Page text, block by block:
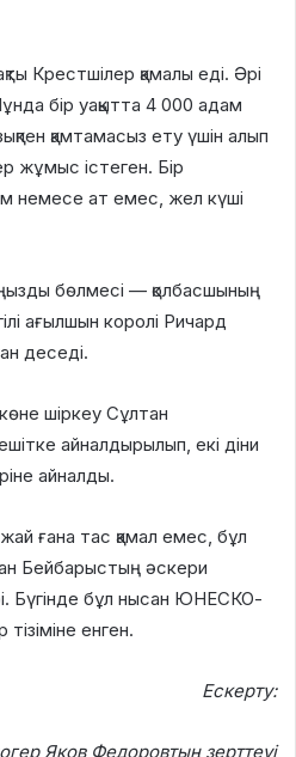
Крестшілер қамалы еді. Әрі
бір уақытта 4 000 адам
қамтамасыз ету үшін алып
жұмыс істеген. Бір
немесе ат емес, жел күші
бөлмесі — қолбасшының
ағылшын королі Ричард
деседі.
шіркеу Сұлтан
айналдырылып, екі діни
айналды.
ғана тас қамал емес, бұл
Бейбарыстың әскери
Бүгінде бұл нысан ЮНЕСКО-
енген.
Ескерту:
Яков Федоровтың зерттеуі